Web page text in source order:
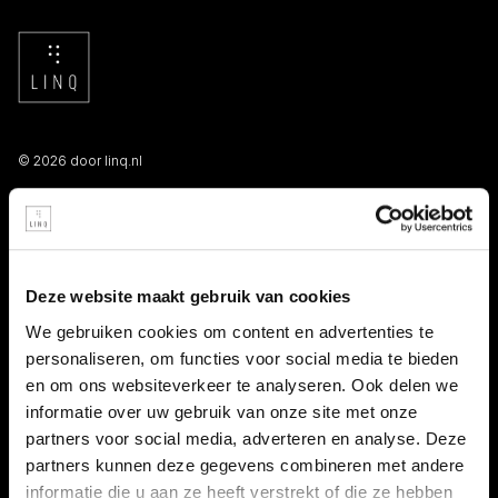
Deze website maakt gebruik van cookies
We gebruiken cookies om content en advertenties te
personaliseren, om functies voor social media te bieden
en om ons websiteverkeer te analyseren. Ook delen we
informatie over uw gebruik van onze site met onze
partners voor social media, adverteren en analyse. Deze
partners kunnen deze gegevens combineren met andere
informatie die u aan ze heeft verstrekt of die ze hebben
© 2026 door linq.nl
LINKS
Persooneelsgids uitzendkrachten
Antidiscriminatiebeleid
Klacht indienen